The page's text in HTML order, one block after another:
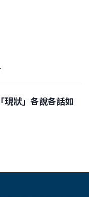
狀」各說各話如